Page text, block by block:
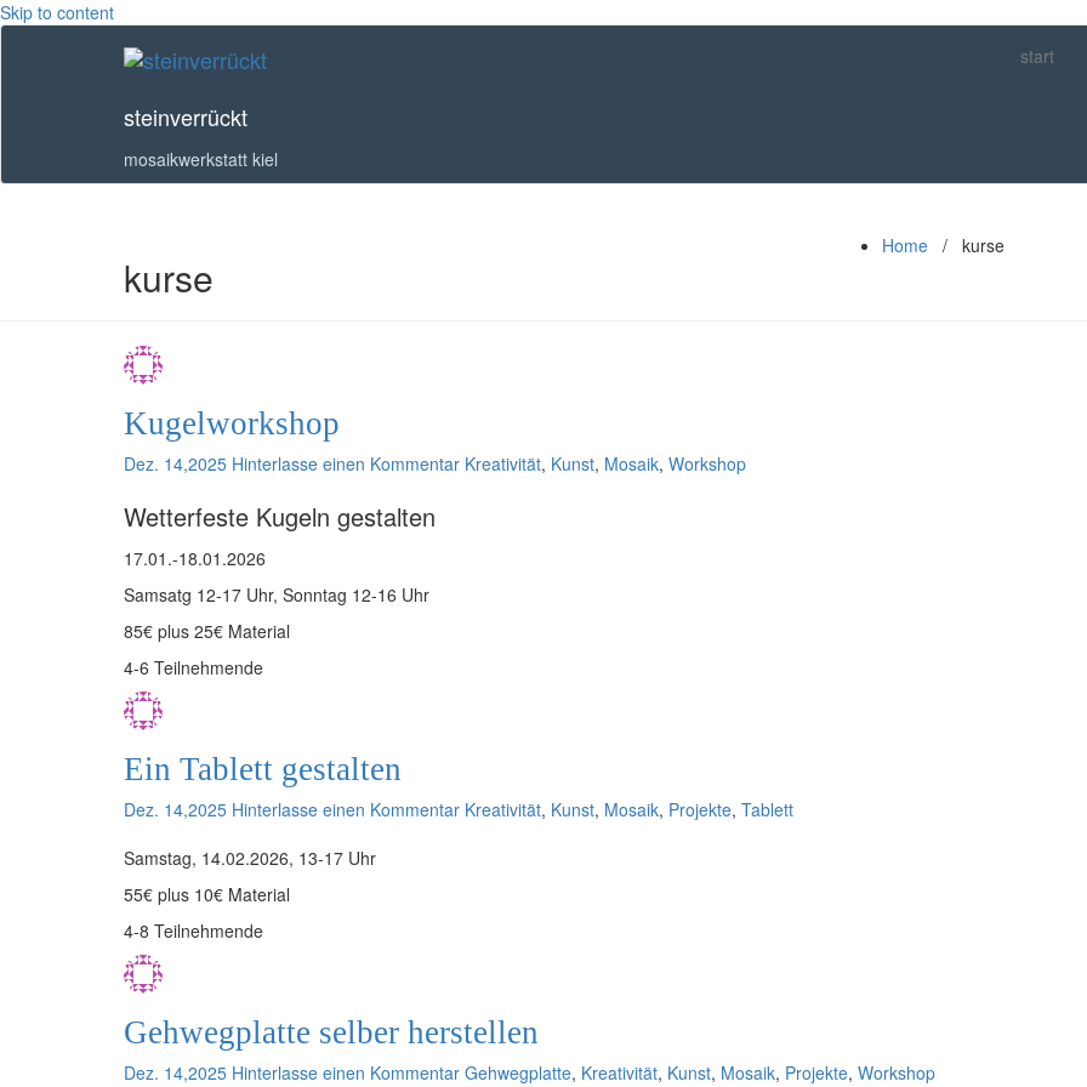
Skip to content
steinverrückt
mosaikwerkstatt kiel
start
kurse
Home / kurse
Kugelworkshop
Dez. 14,2025 Hinterlasse einen Kommentar Kreativität, Kunst, Mosaik, Workshop
Wetterfeste Kugeln gestalten
17.01.-18.01.2026
Samsatg 12-17 Uhr, Sonntag 12-16 Uhr
85€ plus 25€ Material
4-6 Teilnehmende
Ein Tablett gestalten
Dez. 14,2025 Hinterlasse einen Kommentar Kreativität, Kunst, Mosaik, Projekte, Tablett
Samstag, 14.02.2026, 13-17 Uhr
55€ plus 10€ Material
4-8 Teilnehmende
Gehwegplatte selber herstellen
Dez. 14,2025 Hinterlasse einen Kommentar Gehwegplatte, Kreativität, Kunst, Mosaik, Projekte, Workshop